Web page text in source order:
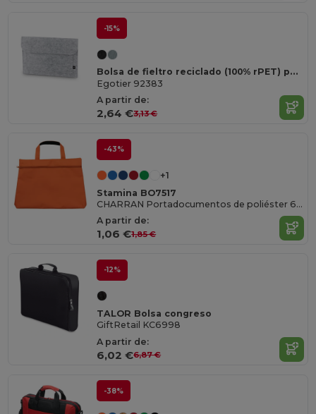
-15%
Bolsa de fieltro reciclado (100% rPET) para portátil
Egotier 92383
A partir de:
2,64 €3,13 €
-43%
+1
Stamina BO7517
CHARRAN Portadocumentos de poliéster 600D en varios colores con asa de transporte y cremallera a juego
A partir de:
1,06 €1,85 €
-12%
TALOR Bolsa congreso
GiftRetail KC6998
A partir de:
6,02 €6,87 €
-38%